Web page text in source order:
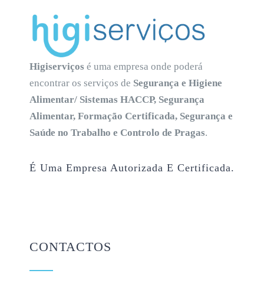
Higiserviços é uma empresa onde poderá
encontrar os serviços de Segurança e Higiene
Alimentar/ Sistemas HACCP, Segurança
Alimentar, Formação Certificada, Segurança e
Saúde no Trabalho e Controlo de Pragas.
É Uma Empresa Autorizada E Certificada.
CONTACTOS